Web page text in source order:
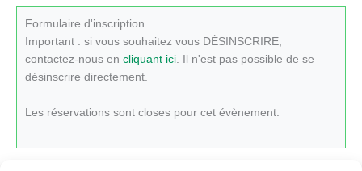
Formulaire d'inscription
Important : si vous souhaitez vous DÉSINSCRIRE,
contactez-nous en cliquant ici. Il n'est pas possible de se
désinscrire directement.
Les réservations sont closes pour cet évènement.